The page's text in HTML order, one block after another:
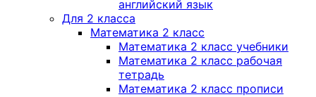
английский язык
Для 2 класса
Математика 2 класс
Математика 2 класс учебники
Математика 2 класс рабочая
тетрадь
Математика 2 класс прописи